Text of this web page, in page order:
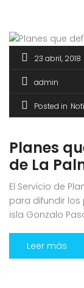
23 abril, 2018
admin
Posted in
Planes
de La
El Servicio de
para difundir los
isla Gonzalo
documentación
del Cabildo
Leer más